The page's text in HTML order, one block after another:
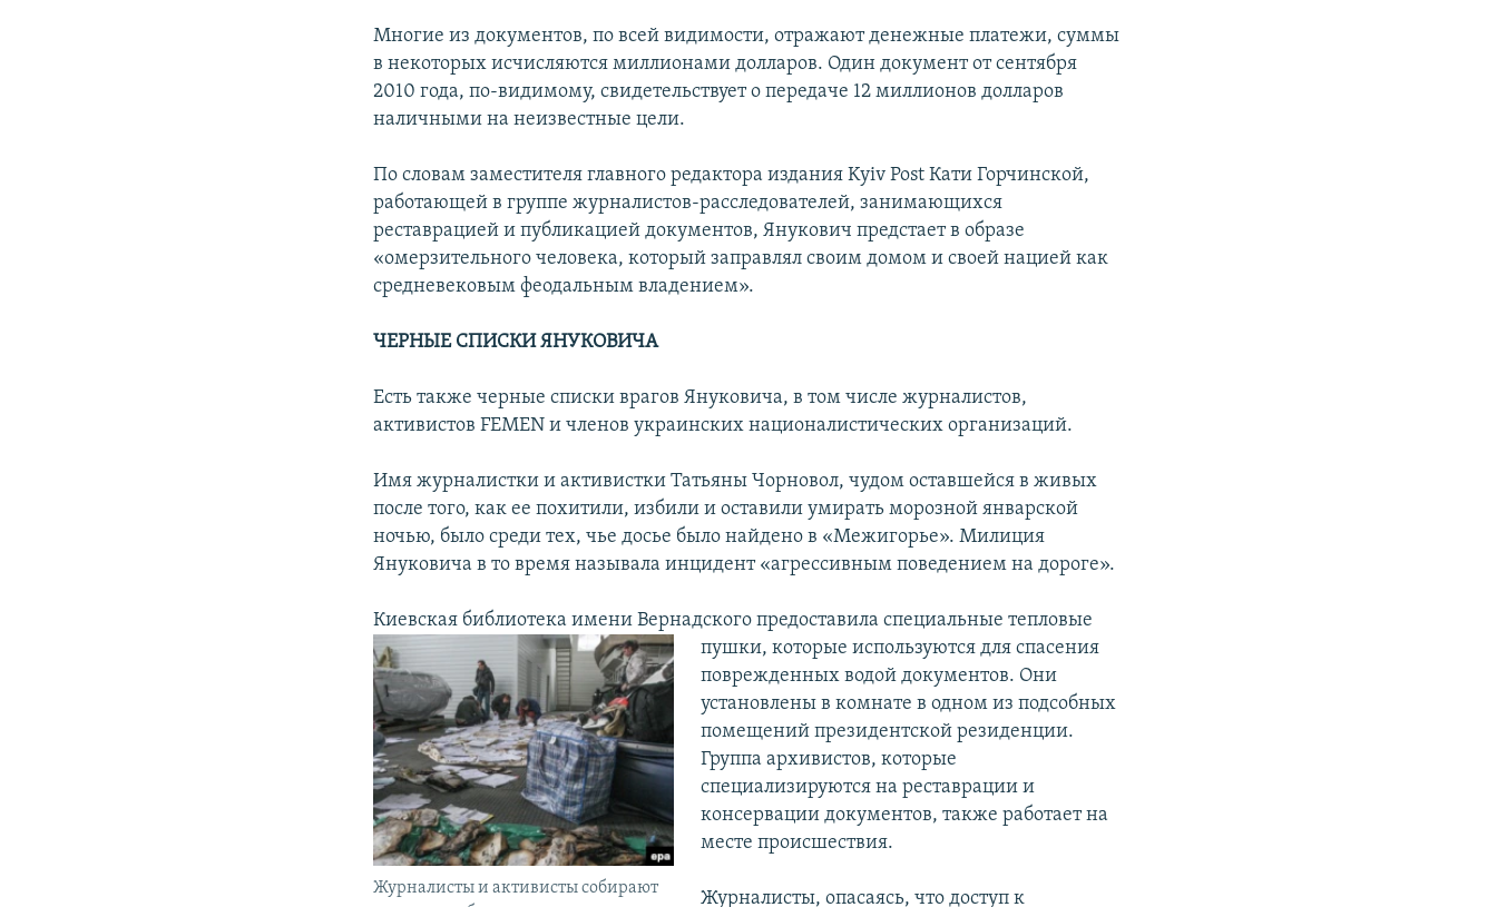
Многие из документов, по всей видимости, отражают денежные платежи, суммы
в некоторых исчисляются миллионами долларов. Один документ от сентября
2010 года, по-видимому, свидетельствует о передаче 12 миллионов долларов
наличными на неизвестные цели.
По словам заместителя главного редактора издания Kyiv Post Кати Горчинской,
работающей в группе журналистов-расследователей, занимающихся
реставрацией и публикацией документов, Янукович предстает в образе
«омерзительного человека, который заправлял своим домом и своей нацией как
средневековым феодальным владением».
ЧЕРНЫЕ СПИСКИ ЯНУКОВИЧА
Есть также черные списки врагов Януковича, в том числе журналистов,
активистов FEMEN и членов украинских националистических организаций.
Имя журналистки и активистки Татьяны Чорновол, чудом оставшейся в живых
после того, как ее похитили, избили и оставили умирать морозной январской
ночью, было среди тех, чье досье было найдено в «Межигорье». Милиция
Януковича в то время называла инцидент «агрессивным поведением на дороге».
Киевская библиотека имени Вернадского предоставила специальные тепловые
Журналисты и активисты собирают
пушки, которые используются для спасения
поврежденных водой документов. Они
установлены в комнате в одном из подсобных
помещений президентской резиденции.
Группа архивистов, которые
специализируются на реставрации и
консервации документов, также работает на
месте происшествия.
Журналисты, опасаясь, что доступ к